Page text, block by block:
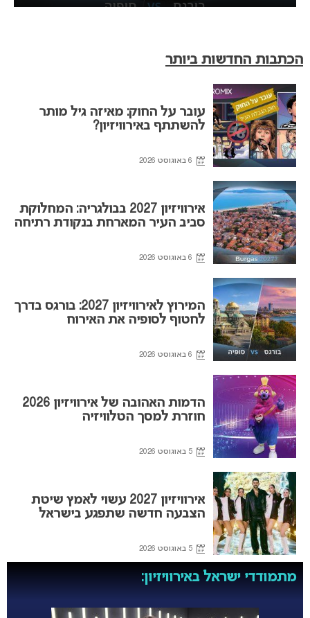
הכתבות החדשות ביותר
עובר על החוק: מאיזה גיל מותר
להשתתף באירוויזיון?
6 באוגוסט 2026
אירוויזיון 2027 בבולגריה: המחלוקת
סביב העיר המארחת בנקודת רתיחה
6 באוגוסט 2026
המירוץ לאירוויזיון 2027: בורגס בדרך
לחטוף לסופיה את האירוח
6 באוגוסט 2026
הדמות האהובה של אירוויזיון 2026
חוזרת למסך הטלוויזיה
5 באוגוסט 2026
אירוויזיון 2027 עשוי לאמץ שיטת
הצבעה חדשה שתפגע בישראל
5 באוגוסט 2026
מתמודדי ישראל באירוויזיון: